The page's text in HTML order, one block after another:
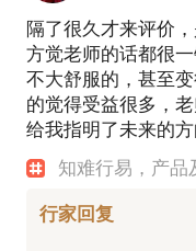
隔了很久才来评价
方觉老师的话都很
不大舒服的，甚至
的觉得受益很多，
给我指明了未来的
知难行易，产品
行家回复